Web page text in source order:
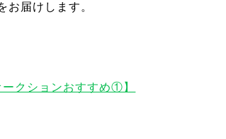
届けします。
クションおすすめ①】